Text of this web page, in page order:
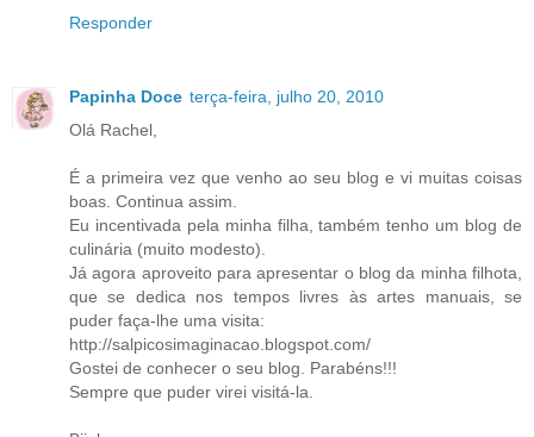
Responder
Papinha Doce terça-feira, julho 20, 2010
Olá Rachel,
É a primeira vez que venho ao seu blog e vi muitas coisas
boas. Continua assim.
Eu incentivada pela minha filha, também tenho um blog de
culinária (muito modesto).
Já agora aproveito para apresentar o blog da minha filhota,
que se dedica nos tempos livres às artes manuais, se
puder faça-lhe uma visita:
http://salpicosimaginacao.blogspot.com/
Gostei de conhecer o seu blog. Parabéns!!!
Sempre que puder virei visitá-la.